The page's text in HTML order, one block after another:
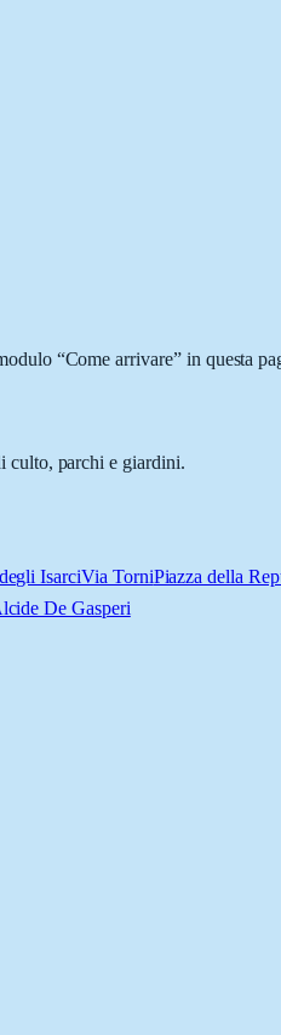
“Come arrivare” in questa
culto, parchi e giardini.
IsarciVia TorniPiazza della
De Gasperi